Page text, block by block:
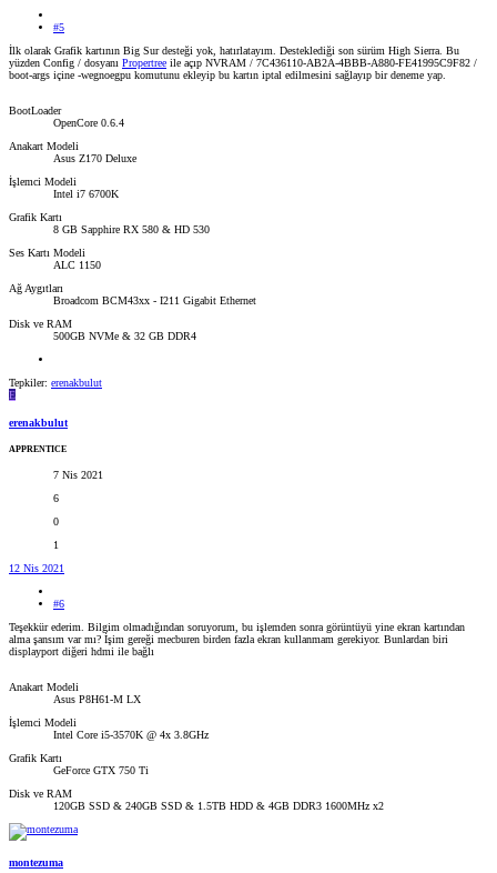
#5
İlk olarak Grafik kartının Big Sur desteği yok, hatırlatayım. Desteklediği son sürüm High Sierra. Bu
yüzden Config / dosyanı Propertree ile açıp NVRAM / 7C436110-AB2A-4BBB-A880-FE41995C9F82 /
boot-args içine -wegnoegpu komutunu ekleyip bu kartın iptal edilmesini sağlayıp bir deneme yap.
BootLoader
OpenCore 0.6.4
Anakart Modeli
Asus Z170 Deluxe
İşlemci Modeli
Intel i7 6700K
Grafik Kartı
8 GB Sapphire RX 580 & HD 530
Ses Kartı Modeli
ALC 1150
Ağ Aygıtları
Broadcom BCM43xx - I211 Gigabit Ethernet
Disk ve RAM
500GB NVMe & 32 GB DDR4
Tepkiler: erenakbulut
E
erenakbulut
APPRENTICE
7 Nis 2021
6
0
1
12 Nis 2021
#6
Teşekkür ederim. Bilgim olmadığından soruyorum, bu işlemden sonra görüntüyü yine ekran kartından
alma şansım var mı? İşim gereği mecburen birden fazla ekran kullanmam gerekiyor. Bunlardan biri
displayport diğeri hdmi ile bağlı
Anakart Modeli
Asus P8H61-M LX
İşlemci Modeli
Intel Core i5-3570K @ 4x 3.8GHz
Grafik Kartı
GeForce GTX 750 Ti
Disk ve RAM
120GB SSD & 240GB SSD & 1.5TB HDD & 4GB DDR3 1600MHz x2
montezuma